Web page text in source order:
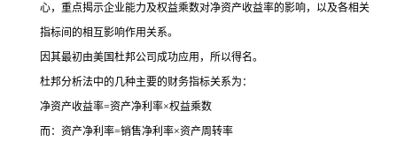
心，重点揭示企业能力及权益乘数对净资产收益率的影响，以及各相关
指标间的相互影响作用关系。
因其最初由美国杜邦公司成功应用，所以得名。
杜邦分析法中的几种主要的财务指标关系为：
净资产收益率=资产净利率×权益乘数
而：资产净利率=销售净利率×资产周转率